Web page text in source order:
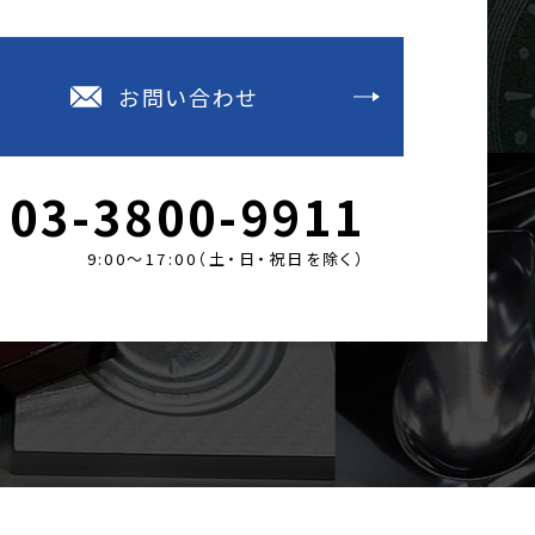
お問い合わせ
03-3800-9911
9:00～17:00（土・日・祝日を除く）